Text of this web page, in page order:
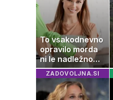
To vsakodnevno
opravilo morda
ni le nadležno
delo, pomaga
lahko tudi
vašemu srcu
ZADOVOLJNA.SI